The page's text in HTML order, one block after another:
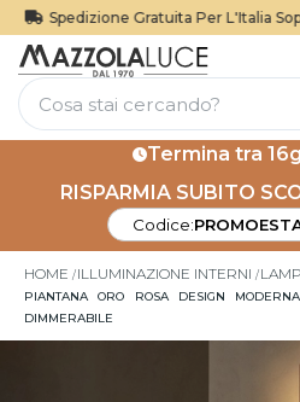
Spedizione Gratuita Per L'Italia Sopra
Termina tra
RISPARMIA SUBITO
Codice:
HOME ILLUMINAZIONE INTERNI
PIANTANA ORO ROSA DESIGN
DIMMERABILE